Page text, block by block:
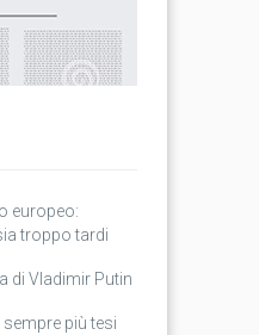
europeo:
troppo tardi
di Vladimir Putin
sempre più tesi